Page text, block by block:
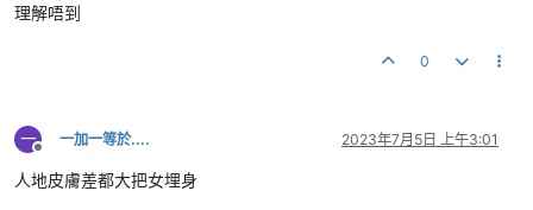
理解唔到
0
一
離線
一加一等於.... 2023年7月5日 上午3:01
人地皮膚差都大把女埋身